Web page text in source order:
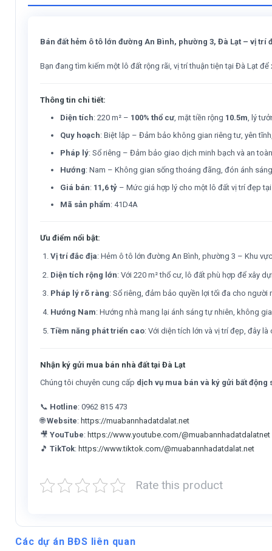
Bán đất hẻm ô tô lớn đường An Bình, phường 3, Đà Lạt – vị trí
Bạn đang tìm kiếm một lô đất rộng rãi, vị trí thuận tiện tại Đà Lạt
Thông tin chi tiết:
Diện tích: 220 m² – 100% thổ cư, mặt tiền rộng 10.5m, lý
Quy hoạch: Biệt lập – Đảm bảo không gian riêng tư, yên
Pháp lý: Sổ riêng – Đảm bảo giao dịch minh bạch và an
Hướng: Nam – Không gian sống thoáng đãng, đón ánh
Giá bán: 11,6 tỷ – Mức giá hợp lý cho một lô đất vị trí đẹp
Mã sản phẩm: 41D4A
Ưu điểm nổi bật:
Vị trí đắc địa: Hẻm ô tô lớn đường An Bình, phường 3 – Khu
Diện tích rộng lớn: Với 220 m² thổ cư, lô đất phù hợp để xây
Pháp lý rõ ràng: Sổ riêng, đảm bảo quyền lợi tối đa cho người
Hướng Nam: Hướng nhà mang lại ánh sáng tự nhiên, không
Tiềm năng phát triển cao: Với diện tích lớn và vị trí đẹp, đây
Nhận ký gửi mua bán nhà đất tại Đà Lạt
Chúng tôi chuyên cung cấp dịch vụ mua bán và ký gửi bất động
📞 Hotline: 0962 815 473
🌐Website: https://muabannhadatdalat.net
🎥YouTube: https://www.youtube.com/@muabannhadatdalatnet
🎵TikTok: https://www.tiktok.com/@muabannhadatdalat.net
Rate this product
Các dự án BĐS liên quan